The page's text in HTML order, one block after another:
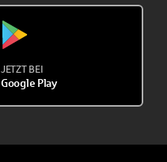
JETZT BEI
Google Play